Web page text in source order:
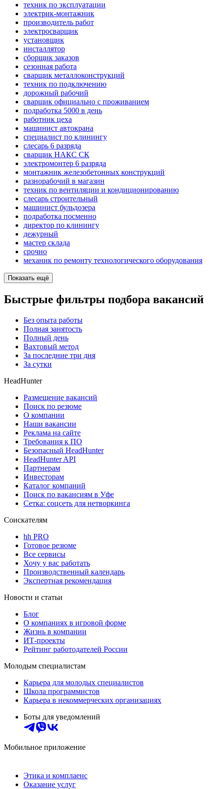
техник по эксплуатации
электрик-монтажник
производитель работ
электросварщик
установщик
инсталлятор
сборщик заказов
сезонная работа
сварщик металлоконструкций
техник по подключению
дорожный рабочий
сварщик официально с проживанием
подработка 5000 в день
работник цеха
машинист автокрана
специалист по клинингу
слесарь 6 разряда
сварщик НАКС СК
электромонтер 6 разряда
монтажник железобетонных конструкций
разнорабочий в магазин
техник по вентиляции и кондиционированию
слесарь строительный
машинист бульдозера
подработка посменно
директор по клинингу
дежурный
мастер склада
срочно
механик по ремонту технологического оборудования
Показать ещё
Быстрые фильтры подбора вакансий
Без опыта работы
Полная занятость
Полный день
Вахтовый метод
За последние три дня
За сутки
HeadHunter
Размещение вакансий
Поиск по резюме
О компании
Наши вакансии
Реклама на сайте
Требования к ПО
Безопасный HeadHunter
HeadHunter API
Партнерам
Инвесторам
Каталог компаний
Поиск по вакансиям в Уфе
Сетка: соцсеть для нетворкинга
Соискателям
hh PRO
Готовое резюме
Все сервисы
Хочу у вас работать
Производственный календарь
Экспертная рекомендация
Новости и статьи
Блог
О компаниях в игровой форме
Жизнь в компании
ИТ-проекты
Рейтинг работодателей России
Молодым специалистам
Карьера для молодых специалистов
Школа программистов
Карьера в некоммерческих организациях
Боты для уведомлений
Мобильное приложение
Этика и комплаенс
Оказание услуг